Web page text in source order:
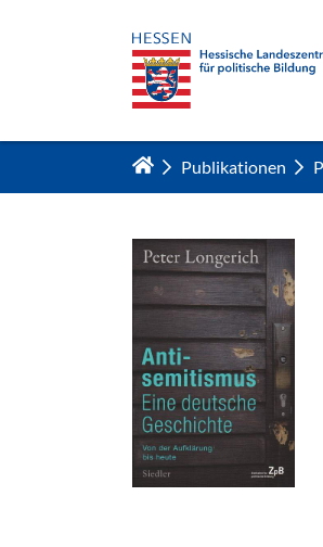
Zum Hauptinhalt springen
Publikationen